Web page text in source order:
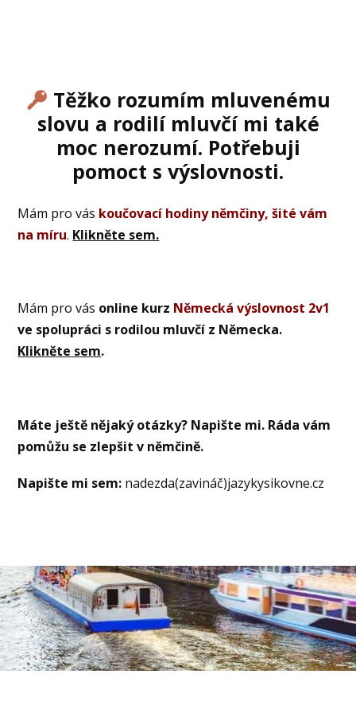
Těžko rozumím mluvenému
slovu a rodilí mluvčí mi také
moc nerozumí. Potřebuji
pomoct s výslovnosti.
Mám pro vás koučovací hodiny němčiny, šité vám
na míru. Klikněte sem.
Mám pro vás online kurz Německá výslovnost 2v1
ve spolupráci s rodilou mluvčí z Německa.
Klikněte sem.
Máte ještě nějaký otázky? Napište mi. Ráda vám
pomůžu se zlepšit v němčině.
Napište mi sem: nadezda(zavináč)jazykysikovne.cz